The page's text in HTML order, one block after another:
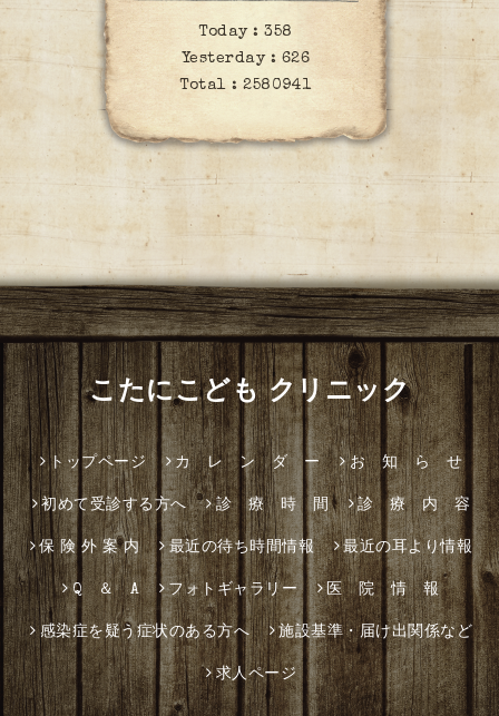
Today :358
Yesterday : 626
Total :2580941
こたにこども クリニック
トップページ カ レ ン ダ ー お 知 ら せ
初めて受診する方へ 診 療 時 間 診 療 内 容
保 険 外 案 内 最近の待ち時間情報 最近の耳より情報
Q ＆ A フォトギャラリー 医 院 情 報
感染症を疑う症状のある方へ 施設基準・届け出関係など
求人ページ